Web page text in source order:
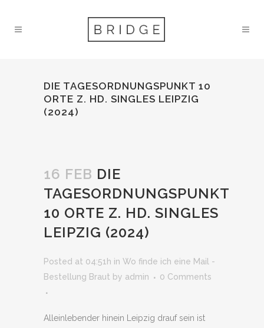
DIE TAGESORDNUNGSPUNKT 10
ORTE Z. HD. SINGLES LEIPZIG
(2024)
16 FEB DIE
TAGESORDNUNGSPUNKT
10 ORTE Z. HD. SINGLES
LEIPZIG (2024)
Posted at 04:51h in Wo finde ich eine Mail -
Bestellung Braut by admin 0 Comments
Alleinlebender hinein Leipzig drauf sein ist